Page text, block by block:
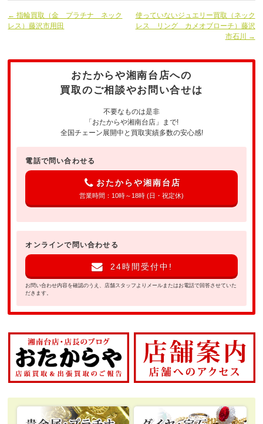
← 指輪買取（金 プラチナ ネック
レス）藤沢市用田
使っていないジュエリー買取（ネック
レス リング カメオブローチ）藤沢
市石川 →
おたからや湘南台店への
買取のご相談やお問い合せは
不要なものは是非
「おたからや湘南台店」まで!
全国チェーン展開中と買取実績多数の安心感!
電話で問い合わせる
おたからや湘南台店
営業時間：10時～18時 (日・祝定休)
オンラインで問い合わせる
24時間受付中!
お問い合わせ内容を確認のうえ、店舗スタッフよりメールまたはお電話で回答させていた
だきます。